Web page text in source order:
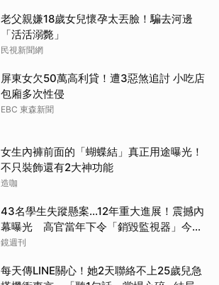
老父親嫌18歲女兒懷孕太丟臉！騙去河邊
「活活溺斃」
民視新聞網
屏東女欠50萬高利貸！遭3惡煞追討 小吃店
包廂多次性侵
EBC 東森新聞
女生內褲前面的「蝴蝶結」真正用途曝光！
不只裝飾還有2大神功能
造咖
43名學生失蹤懸案...12年重大進展！震撼內
幕曝光 高官當年下令「銷毀監視器」今遭
逮
鏡週刊
每天傳LINE關心！她2天聯絡不上25歲兒急